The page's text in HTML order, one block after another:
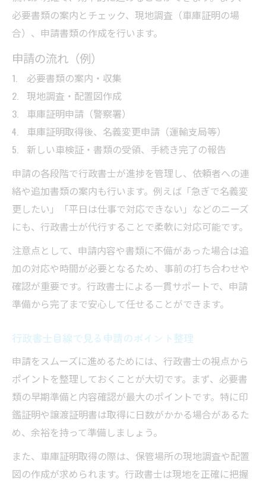
必要書類の案内とチェック、現地調査（車庫証明の場
合）、申請書類の作成を行います。
申請の流れ（例）
必要書類の案内・収集
現地調査・配置図作成
車庫証明申請（警察署）
車庫証明取得後、名義変更申請（運輸支局等）
新しい車検証・書類の受領、手続き完了の報告
申請の各段階で行政書士が進捗を管理し、依頼者への連
絡や追加書類の案内も行います。例えば「急ぎで名義変
更したい」「平日は仕事で対応できない」などのニーズ
にも、行政書士が代行することで柔軟に対応可能です。
注意点として、申請内容や書類に不備があった場合は追
加の対応や時間が必要となるため、事前の打ち合わせや
確認が重要です。行政書士による一貫サポートで、申請
準備から完了まで安心して任せることができます。
行政書士目線で見る申請のポイント整理
申請をスムーズに進めるためには、行政書士の視点から
ポイントを整理しておくことが大切です。まず、必要書
類の早期準備と内容確認が最大のポイントです。特に印
鑑証明や譲渡証明書は取得に日数がかかる場合があるた
め、余裕を持って準備しましょう。
また、車庫証明取得の際は、保管場所の現地調査や配置
図の作成が求められます。行政書士は現地を正確に把握